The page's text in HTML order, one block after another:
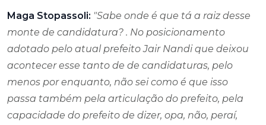
Maga Stopassoli: "Sabe onde é que tá a raiz desse
monte de candidatura? . No posicionamento
adotado pelo atual prefeito Jair Nandi que deixou
acontecer esse tanto de de candidaturas, pelo
menos por enquanto, não sei como é que isso
passa também pela articulação do prefeito, pela
capacidade do prefeito de dizer, opa, não, peraí,